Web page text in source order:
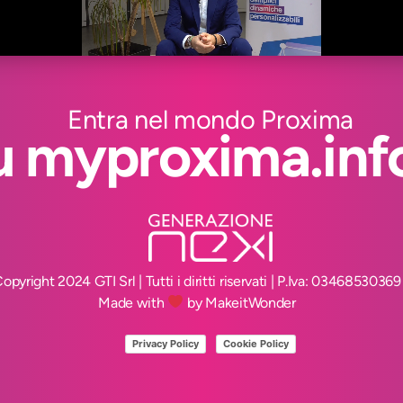
Entra nel mondo Proxima
2024 GTI Srl | Tutti i diritti riservati | P.Iva: 03468530369
Made with
by MakeitWonder
Privacy Policy Cookie Policy